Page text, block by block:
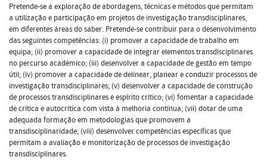
Pretende-se a exploração de abordagens, técnicas e métodos que permitam
a utilização e participação em projetos de investigação transdisciplinares,
em diferentes áreas do saber. Pretende-se contribuir para o desenvolvimento
das seguintes competências: (i) promover a capacidade de trabalho em
equipa; (ii) promover a capacidade de integrar elementos transdisciplinares
no percurso académico; (iii) desenvolver a capacidade de gestão em tempo
útil; (iv) promover a capacidade de delinear, planear e conduzir processos de
investigação transdisciplinares; (v) desenvolver a capacidade de construção
de processos transdisciplinares e espírito crítico; (vi) fomentar a capacidade
de crítica e autocrítica com vista à melhoria contínua; (vii) dotar de uma
adequada formação em metodologias que promovem a
transdisciplinaridade; (viii) desenvolver competências específicas que
permitam a avaliação e monitorização de processos de investigação
transdisciplinares.